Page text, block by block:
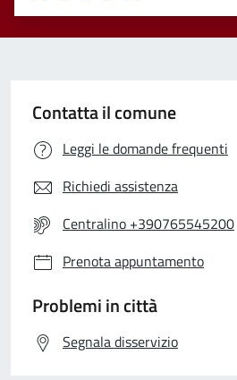
Valuta 5 stelle su 5
Valuta 4 stelle su 5
Valuta 3 stelle su 5
Valuta 2 stelle su 5
Valuta 1 stelle su 5
Contatta il comune
Leggi le domande frequenti
Richiedi assistenza
Centralino +390765545200
Prenota appuntamento
Problemi in città
Segnala disservizio